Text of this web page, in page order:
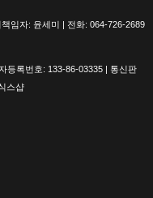
임자: 윤세미 | 전화: 064-726-2689
등록번호: 133-86-03335 | 통신판
스샵